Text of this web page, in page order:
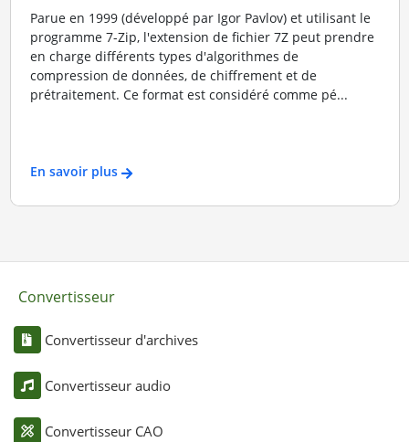
Parue en 1999 (développé par Igor Pavlov) et utilisant le
programme 7-Zip, l'extension de fichier 7Z peut prendre
en charge différents types d'algorithmes de
compression de données, de chiffrement et de
prétraitement. Ce format est considéré comme pé...
En savoir plus
Convertisseur
Convertisseur d'archives
Convertisseur audio
Convertisseur CAO